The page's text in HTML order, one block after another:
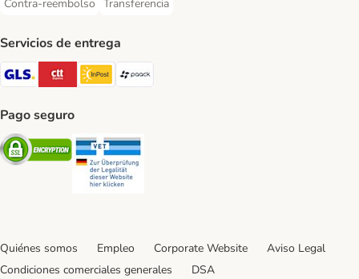
Contra-reembolso
Contra-reembolso Payment Method
Transferencia
Transferencia Payment Method
Servicios de entrega
GLS Shipping Method
CTTExpress Shipping Method
InPost Shipping Method
paack Shipping Method
Pago seguro
Security
Quiénes somos Empleo Corporate Website
Aviso Legal
Condiciones comerciales generales
DSA